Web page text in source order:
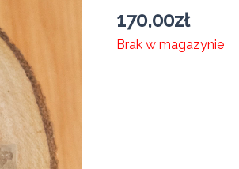
170,00zł
Brak w magazynie